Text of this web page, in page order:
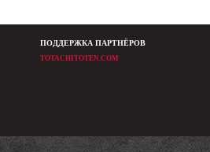
ПОДДЕРЖКА ПАРТНЁРОВ
TOTACHITOTEN.COM